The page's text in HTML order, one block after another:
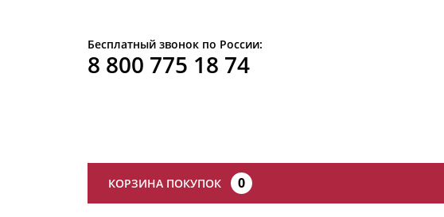
Бесплатный звонок по России:
8 800 775 18 74
КОРЗИНА ПОКУПОК 0